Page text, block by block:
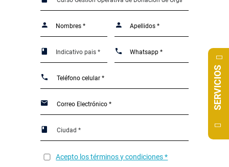
Acepto los términos y condiciones *
SERVICIOS